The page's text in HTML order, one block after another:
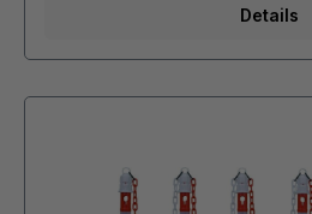
Verbindung von Pfosten und Fuß. Zubehör (gegen
Zubehör
Details